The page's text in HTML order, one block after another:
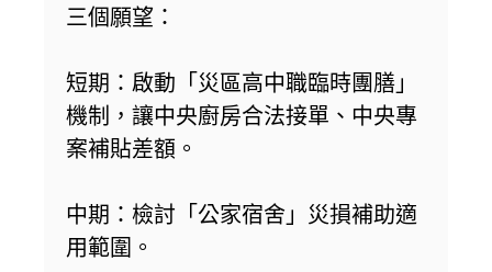
三個願望：
短期：啟動「災區高中職臨時團膳」
機制，讓中央廚房合法接單、中央專
案補貼差額。
中期：檢討「公家宿舍」災損補助適
用範圍。